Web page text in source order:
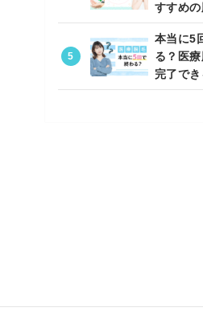
すすめ
本当に5
る？医
完了で